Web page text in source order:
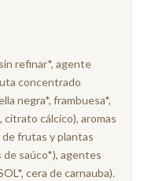
refinar*, agente
concentrado
negra*, frambuesa*,
cálcico), aromas
frutas y plantas
de saúco*), agentes
cera de carnauba).